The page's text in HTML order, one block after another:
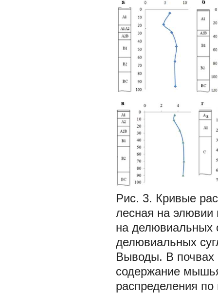
Рис. 3. Кривые
лесная на элювии
на делювиальных
делювиальных
Выводы. В почвах
содержание
распределения